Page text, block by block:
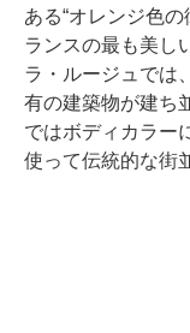
ある“オレンジ色
ランスの最も美し
ラ・ルージュでは
有の建築物が建ち
ではボディカラー
使って伝統的な街